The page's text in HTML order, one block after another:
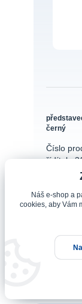
černý
Číslo
řídítek:
1/
Náš e-shop a
cookies, aby Vám